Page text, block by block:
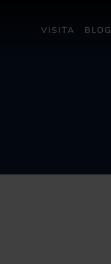
VISITA BLOG